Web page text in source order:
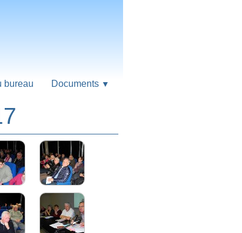
bureau Documents ▼